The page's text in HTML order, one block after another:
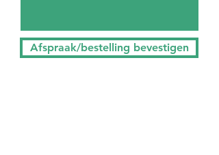
Afspraak/bestelling bevestigen